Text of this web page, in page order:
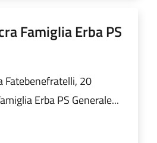
Famiglia Erba PS
Fatebenefratelli, 20
Erba PS Generale...